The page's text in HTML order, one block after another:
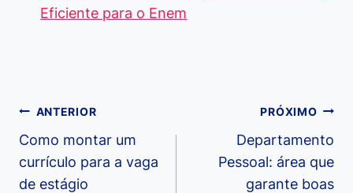
Eficiente para o Enem
Navegação
de
Post
ANTERIOR
Como montar um
currículo para a vaga
de estágio
PRÓXIMO
Departamento
Pessoal: área que
garante boas